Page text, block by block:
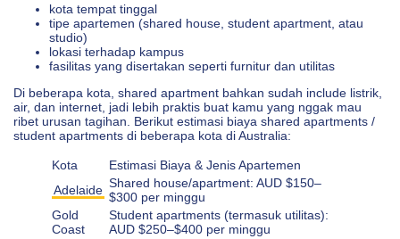
kota tempat tinggal
tipe apartemen (shared house, student apartment, atau
studio)
lokasi terhadap kampus
fasilitas yang disertakan seperti furnitur dan utilitas
Di beberapa kota, shared apartment bahkan sudah include listrik,
air, dan internet, jadi lebih praktis buat kamu yang nggak mau
ribet urusan tagihan. Berikut estimasi biaya shared apartments /
student apartments di beberapa kota di Australia:
Kota
Estimasi Biaya & Jenis Apartemen
Adelaide Shared house/apartment: AUD $150–
$300 per minggu
Gold
Coast
Student apartments (termasuk utilitas):
AUD $250–$400 per minggu